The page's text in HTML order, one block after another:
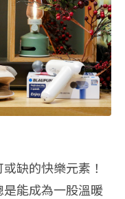
缺的快樂元素！
能成為一股溫暖